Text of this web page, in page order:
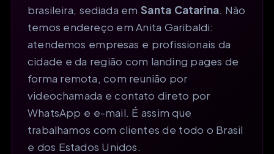
brasileira, sediada emSanta Catarina. Não
temos endereço em Anita Garibaldi:
atendemos empresas e profissionais da
cidade e da região com landing pages de
forma remota, com reunião por
videochamada e contato direto por
WhatsApp e e-mail. É assim que
trabalhamos com clientes de todo o Brasil
e dos Estados Unidos.